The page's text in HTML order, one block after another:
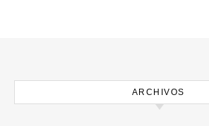
ARCHIVOS